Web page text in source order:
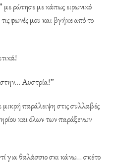
με ρώτησε με κάπως ειρωνικό
φωνές μου και βγήκε από το
Αυστρία!”
μικρή παράλειψη στις συλλαβές
και όλων των παράξενων
για θαλάσσιο σκι κάνω… σκέτο